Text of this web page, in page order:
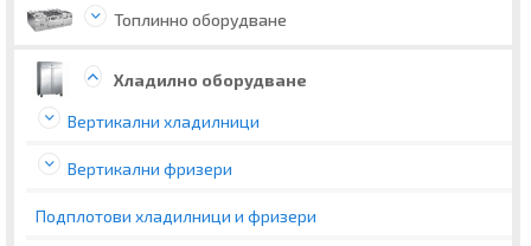
Топлинно оборудване
Хладилно оборудване
Вертикални хладилници
Вертикални фризери
Подплотови хладилници и фризери